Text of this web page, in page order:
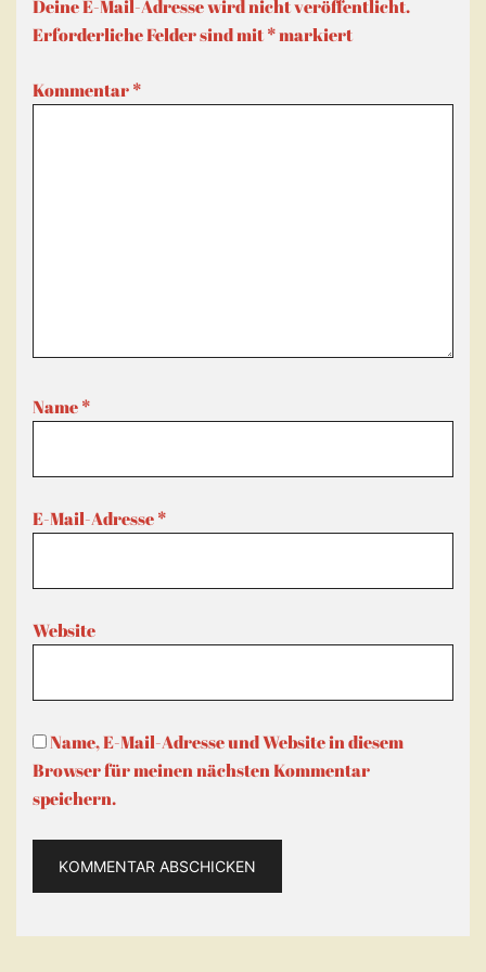
Deine E-Mail-Adresse wird nicht veröffentlicht.
Erforderliche Felder sind mit*markiert
Kommentar*
Name*
E-Mail-Adresse*
Website
Name, E-Mail-Adresse und Website in diesem
Browser für meinen nächsten Kommentar
speichern.